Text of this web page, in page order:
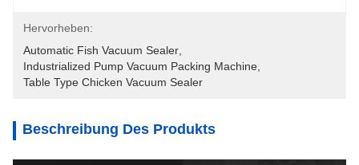
Hervorheben:
Automatic Fish Vacuum Sealer
Industrialized Pump Vacuum Packing Machine
Table Type Chicken Vacuum Sealer
Beschreibung Des Produkts